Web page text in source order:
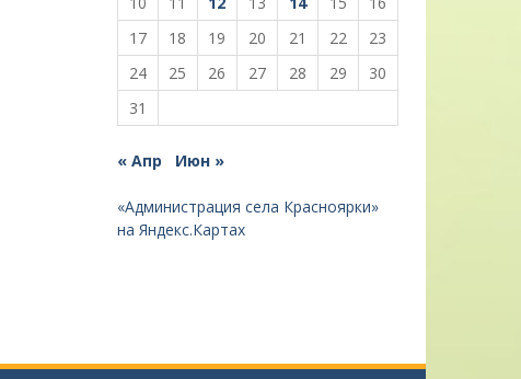
17
18 19 20 21 22
23
24
25 26 27 28 29
30
31
« Апр Июн »
«Администрация села Красноярки»
на Яндекс.Картах